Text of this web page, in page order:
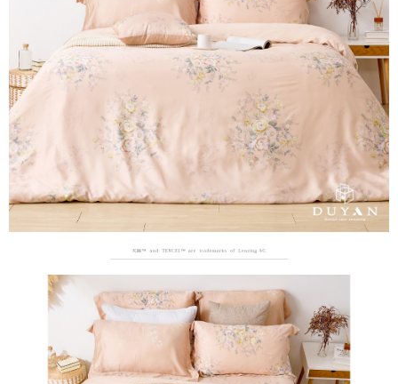
2.透過簡訊連結打開帳單後，可選擇「超商條碼／台灣大直營門市／銀行轉
帳／街口支付／iPASS MONEY」等通路繳費。
【注意事項】
1.本服務係由「台灣大哥大股份有限公司」（以下簡稱本公司）所提供，讓
用戶於交易時，得透過本服務購買商品或服務，並由商店將買賣／分期付款
買賣價金債權讓與本公司後，依約使用本公司帳單繳交帳款。
2.基於同意付款使用「大哥付你分期」之契約關係目的，商店將以您的個人
資料（包含姓名、電話或地址）提供予台灣大哥大進項蒐集、處理及利用，
由本公司與您本人進行分期帳單所需資料之確認、核對及更正。
3.完整用戶服務條款，請詳閱以下連結：
https://oppay.tw/userRule
１．於結帳方式選擇「AFTEE先享後付」後，將跳轉至「AFTEE先享後付」
結帳頁面，進行簡訊認證並確認金額後，即可完成結帳。
２．訂單成立數日內，您將收到繳費通知簡訊。
３．收到繳費通知簡訊後14天內，點擊此簡訊中的連結，可透過四大超商／
ATM／網路銀行／等多元方式進行付款，方視為交易完成。
※ 請注意：結帳手續完成當下不需立刻繳費，但若您需要取消訂單，請聯絡
購買商品的店家。未經商家同意取消之訂單仍視為有效，需透過AFTEE先享
後付繳納相關費用。
※ 交易是否成功請以「AFTEE先享後付 」之結帳頁面顯示為準，若有關於
是否繳費成功／繳費後需取消欲退款等相關疑問，請聯繫「AFTEE先享後付
客戶支援中心」
https://netprotections.freshdesk.com/support/home
【注意事項】
１．透過由恩沛科技股份有限公司提供之「AFTEE先享後付」服務完成之交
易，需依本服務之必要範圍內提供個人資料，並將交易相關給付款項請求債
權轉讓予恩沛科技股份有限公司。
２．關於個人資料處理事宜，請瀏覽以下網址：
https://aftee.tw/terms/#terms3
３．未成年的使用者請事先徵得法定代理人或監護人之同意方可使用
「AFTEE先享後付」，若未經同意申辦者引起之損失，本公司不負相關責
４．使用「AFTEE先享後付」時，將依據個別帳號之用戶狀況，依本公司即
時審查核予不同之上限額度；若仍有額度不足之情形，本公司將視審查結果
請求用戶進行身份認證。
全家取貨付款
每筆NT$60，滿NT$699(含以上)免運費
付款後全家取貨
每筆NT$60，滿NT$699(含以上)免運費
7-11取貨付款
每筆NT$60，滿NT$999(含以上)免運費
付款後7-11取貨
每筆NT$60，滿NT$999(含以上)免運費
每筆NT$80，滿NT$999(含以上)免運費